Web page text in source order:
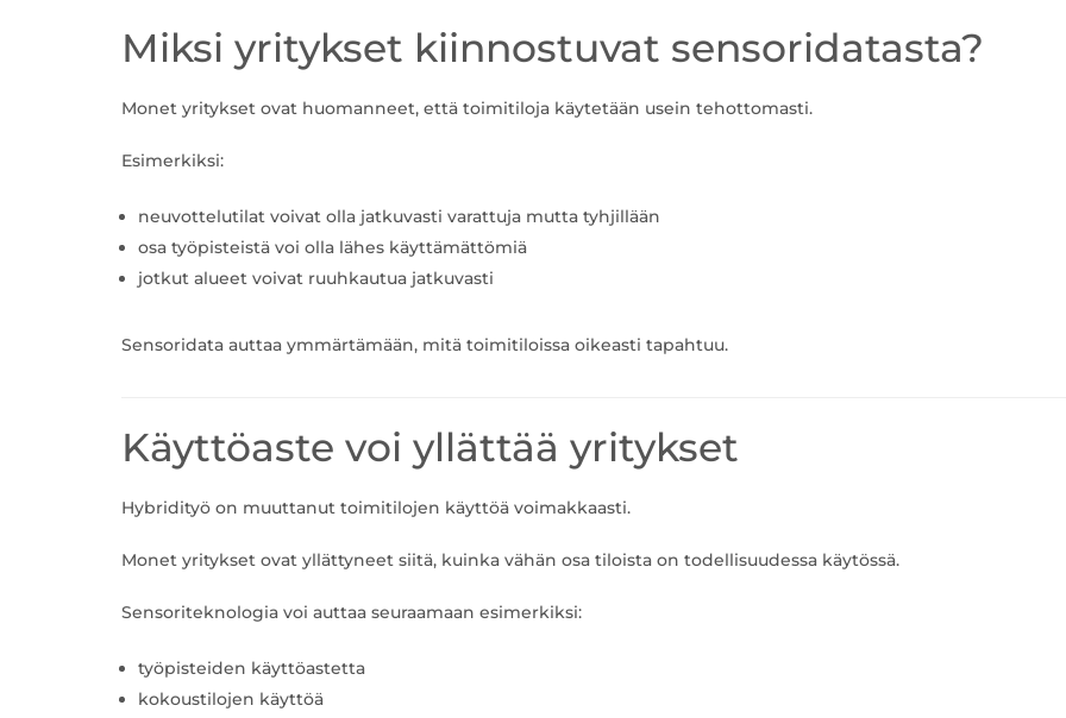
Miksi yritykset kiinnostuvat sensoridatasta?
Monet yritykset ovat huomanneet, että toimitiloja käytetään usein tehottomasti.
Esimerkiksi:
neuvottelutilat voivat olla jatkuvasti varattuja mutta tyhjillään
osa työpisteistä voi olla lähes käyttämättömiä
jotkut alueet voivat ruuhkautua jatkuvasti
Sensoridata auttaa ymmärtämään, mitä toimitiloissa oikeasti tapahtuu.
Käyttöaste voi yllättää yritykset
Hybridityö on muuttanut toimitilojen käyttöä voimakkaasti.
Monet yritykset ovat yllättyneet siitä, kuinka vähän osa tiloista on todellisuudessa käytössä.
Sensoriteknologia voi auttaa seuraamaan esimerkiksi:
työpisteiden käyttöastetta
kokoustilojen käyttöä